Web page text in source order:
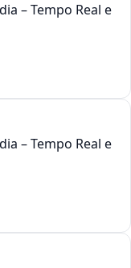
– Tempo Real e
– Tempo Real e